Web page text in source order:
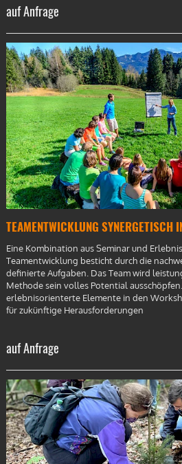
auf Anfrage
TEAMENTWICKLUNG SYNERGETISCH
Eine Kombination aus Seminar und
Teamentwicklung besticht durch die
definierte Aufgaben. Das Team wird
Methode sein volles Potential
erlebnisorienterte Elemente in den
für zukünftige Herausforderungen
auf Anfrage